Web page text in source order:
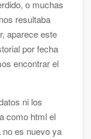
o muchas
resultaba
aparece este
por fecha
encontrar el
ni los
como html el
es nuevo ya